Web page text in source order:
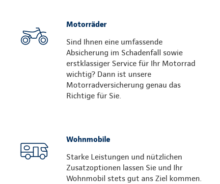
Motorräder
Sind Ihnen eine umfassende
Absicherung im Schadenfall sowie
erstklassiger Service für Ihr Motorrad
wichtig? Dann ist unsere
Motorradversicherung genau das
Richtige für Sie.
Wohnmobile
Starke Leistungen und nützlichen
Zusatzoptionen lassen Sie und Ihr
Wohnmobil stets gut ans Ziel kommen.